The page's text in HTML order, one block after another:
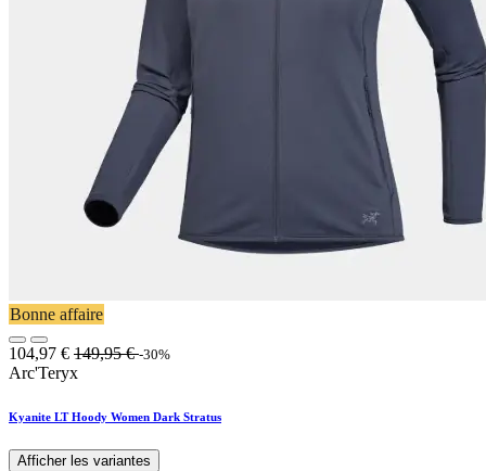
Bonne affaire
104,97 € 149,95€ -30%
Arc'Teryx
Kyanite LT Hoody Women Dark Stratus
Afficher les variantes